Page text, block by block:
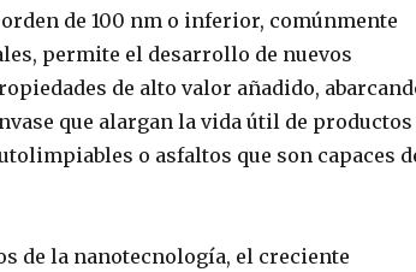
de 100 nm o inferior, comúnmente
permite el desarrollo de nuevos
de alto valor añadido,
que alargan la vida útil de productos
o asfaltos que son capaces
de la nanotecnología, el creciente